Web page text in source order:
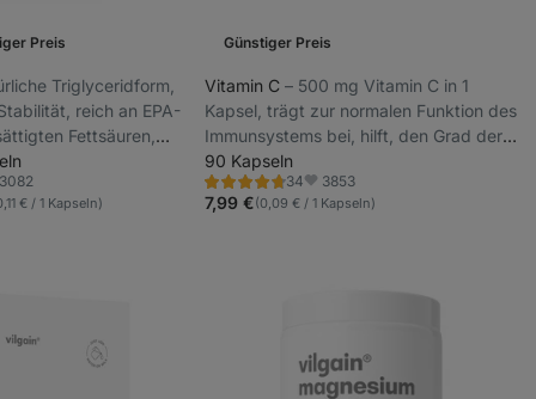
Preis
Triglyceridform,
reich an EPA-
Fettsäuren,
3082
€ / 1 Kapseln)
Günstiger Preis
Vitamin C ⁠–⁠ 500 mg Vitamin C in 1
Kapsel, trägt zur normalen Funktion des
Immunsystems bei, hilft, den Grad der
Müdigkeit und Erschöpfung zu
verringern
90 Kapseln
34
Bewertung
4.7/5,
34
Favoriten
3853
7,99 €(0,09 € / 1 Kapseln)